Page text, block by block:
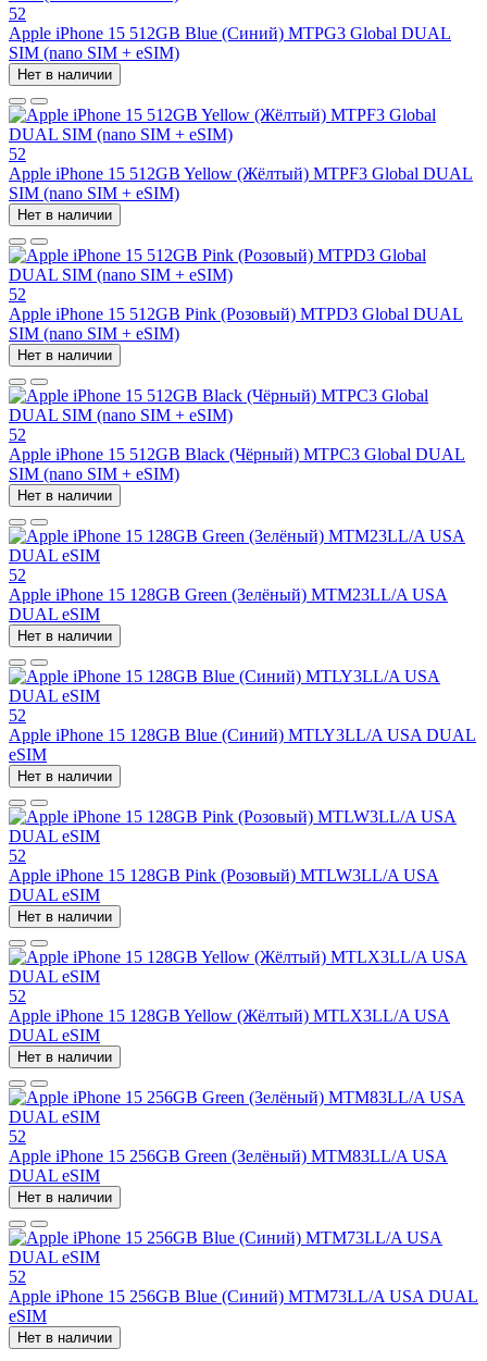
52
Apple iPhone 15 512GB Blue (Синий) MTPG3 Global DUAL
SIM (nano SIM + eSIM)
Нет в наличии
52
Apple iPhone 15 512GB Yellow (Жёлтый) MTPF3 Global DUAL
SIM (nano SIM + eSIM)
Нет в наличии
52
Apple iPhone 15 512GB Pink (Розовый) MTPD3 Global DUAL
SIM (nano SIM + eSIM)
Нет в наличии
52
Apple iPhone 15 512GB Black (Чёрный) MTPC3 Global DUAL
SIM (nano SIM + eSIM)
Нет в наличии
52
Apple iPhone 15 128GB Green (Зелёный) MTM23LL/A USA
DUAL eSIM
Нет в наличии
52
Apple iPhone 15 128GB Blue (Синий) MTLY3LL/A USA DUAL
eSIM
Нет в наличии
52
Apple iPhone 15 128GB Pink (Розовый) MTLW3LL/A USA
DUAL eSIM
Нет в наличии
52
Apple iPhone 15 128GB Yellow (Жёлтый) MTLX3LL/A USA
DUAL eSIM
Нет в наличии
52
Apple iPhone 15 256GB Green (Зелёный) MTM83LL/A USA
DUAL eSIM
Нет в наличии
52
Apple iPhone 15 256GB Blue (Синий) MTM73LL/A USA DUAL
eSIM
Нет в наличии